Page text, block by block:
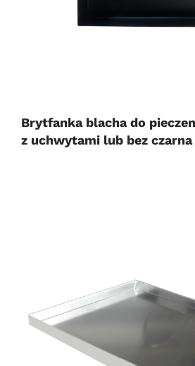
Brytfanka blacha do
z uchwytami lub bez czarna